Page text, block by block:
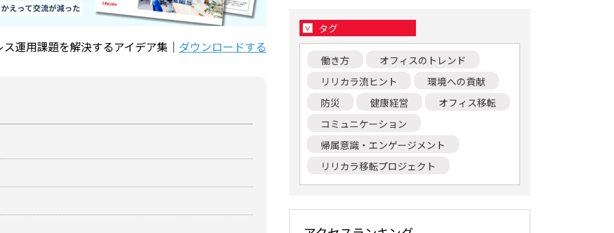
運用課題を解決するアイデア集｜ ダウンロードする
タグ
働き方
オフィスのトレンド
リリカラ流ヒント
環境への貢献
防災
健康経営
オフィス移転
コミュニケーション
帰属意識・エンゲージメント
リリカラ移転プロジェクト